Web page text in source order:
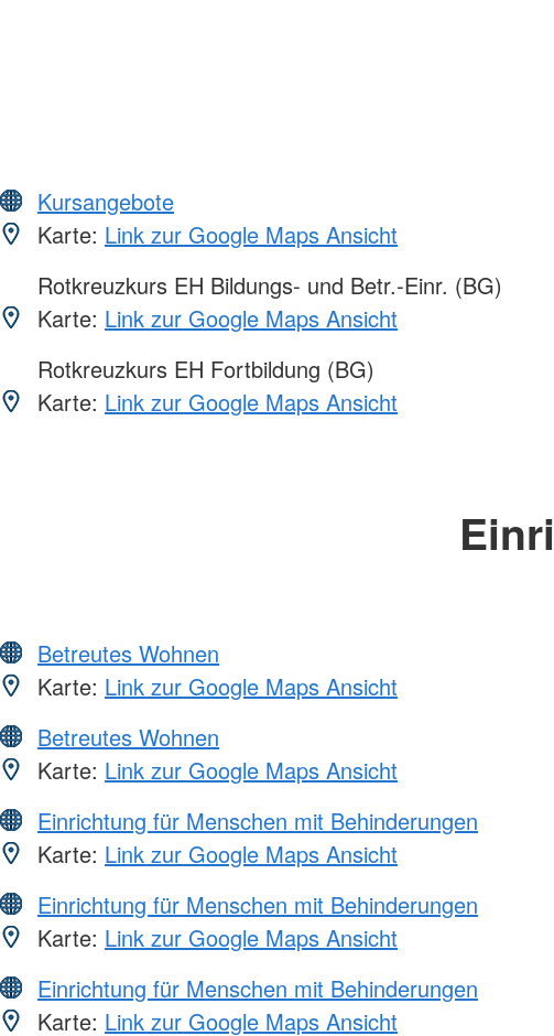
Kursangebote
Karte: Link zur Google Maps Ansicht
Rotkreuzkurs EH Bildungs- und Betr.-Einr. (BG)
Karte: Link zur Google Maps Ansicht
Rotkreuzkurs EH Fortbildung (BG)
Karte: Link zur Google Maps Ansicht
Betreutes Wohnen
Karte: Link zur Google Maps Ansicht
Betreutes Wohnen
Karte: Link zur Google Maps Ansicht
Einrichtung für Menschen mit Behinderungen
Karte: Link zur Google Maps Ansicht
Einrichtung für Menschen mit Behinderungen
Karte: Link zur Google Maps Ansicht
Einrichtung für Menschen mit Behinderungen
Karte: Link zur Google Maps Ansicht